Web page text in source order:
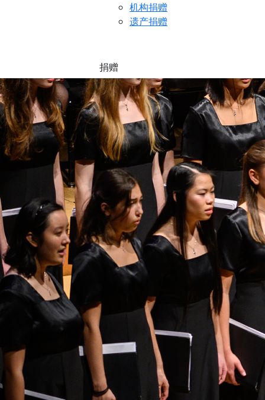
机构捐赠
遗产捐赠
捐赠